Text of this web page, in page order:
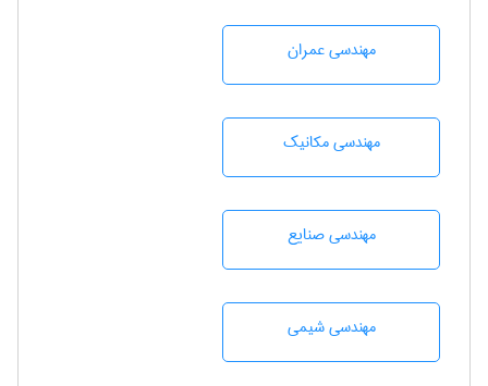
مهندسی عمران
مهندسی مکانیک
مهندسی صنايع
مهندسي شيمی